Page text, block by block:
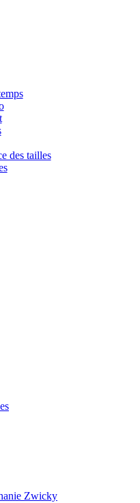
des tailles
Zwicky